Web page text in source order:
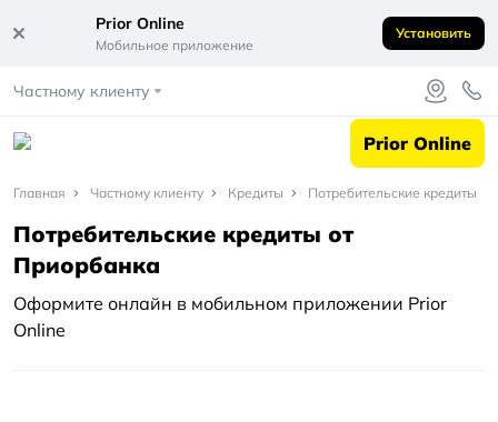
Prior Online
Мобильное приложение
Установить
Частному клиенту
Prior Online
Главная
Частному
клиенту
Кредиты
Главная Частному клиенту Кредиты Потребительские кредиты
Потребительские кредиты от
Приорбанка
Оформите онлайн в мобильном приложении Prior
Online